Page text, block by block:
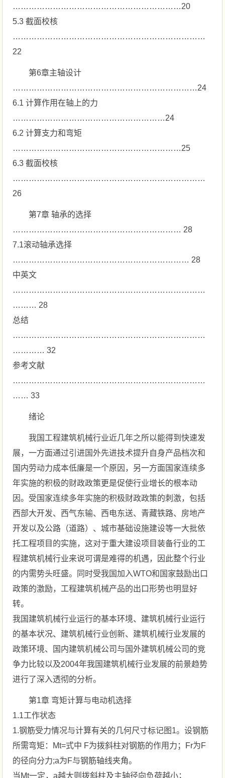
………………………………………………………20
5.3 截面校核
………………………………………………………………
22
第6章主轴设计
……………………………………………………………24
6.1 计算作用在轴上的力
…………………………………………………24
6.2 计算支力和弯矩
………………………………………………………25
6.3 截面校核
………………………………………………………………
26
第7章 轴承的选择
……………………………………………………… 28
7.1滚动轴承选择
………………………………………………………… 28
中英文
………………………………………………………………
……… 28
总结
………………………………………………………………
………… 32
参考文献
………………………………………………………………
…… 33
绪论
我国工程建筑机械行业近几年之所以能得到快速发
展，一方面通过引进国外先进技术提升自身产品档次和
国内劳动力成本低廉是一个原因，另一方面国家连续多
年实施的积极的财政政策更是促使行业增长的根本动
因。受国家连续多年实施的积极财政政策的刺激，包括
西部大开发、西气东输、西电东送、青藏铁路、房地产
开发以及公路（道路）、城市基础设施建设等一大批依
托工程项目的实施，这对于重大建设项目装备行业的工
程建筑机械行业来说可谓是难得的机遇，因此整个行业
的内需势头旺盛。同时受我国加入WTO和国家鼓励出口
政策的激励，工程建筑机械产品的出口形势也明显好
转。
我国建筑机械行业运行的基本环境、建筑机械行业运行
的基本状况、建筑机械行业创新、建筑机械行业发展的
政策环境、国内建筑机械公司与国外建筑机械公司的竞
争力比较以及2004年我国建筑机械行业发展的前景趋势
进行了深入透彻的分析。
第1章 弯矩计算与电动机选择
1.1工作状态
1.钢筋受力情况与计算有关的几何尺寸标记图1。设钢筋
所需弯矩：Mt=式中 F为拨斜柱对钢筋的作用力；Fr为F
的径向分力;a为F与钢筋轴线夹角。
当Mt一定，a越大则拨斜柱及主轴径向负荷越小；